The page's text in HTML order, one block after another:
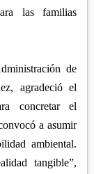
las familias
de
agradeció el
concretar el
a asumir
ambiental.
tangible”,